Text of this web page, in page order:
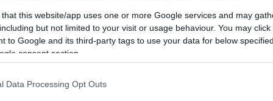
that this website/app uses one or more Google services and may
but not limited to your visit or usage behaviour. You may
to Google and its third-party tags to use your data for below
consent section.
Data Processing Opt Outs
της ομάδας του στη Δίωξη, αφορούσαν στο
θύματα εξαπατήθηκαν και αυτά είναι όσα